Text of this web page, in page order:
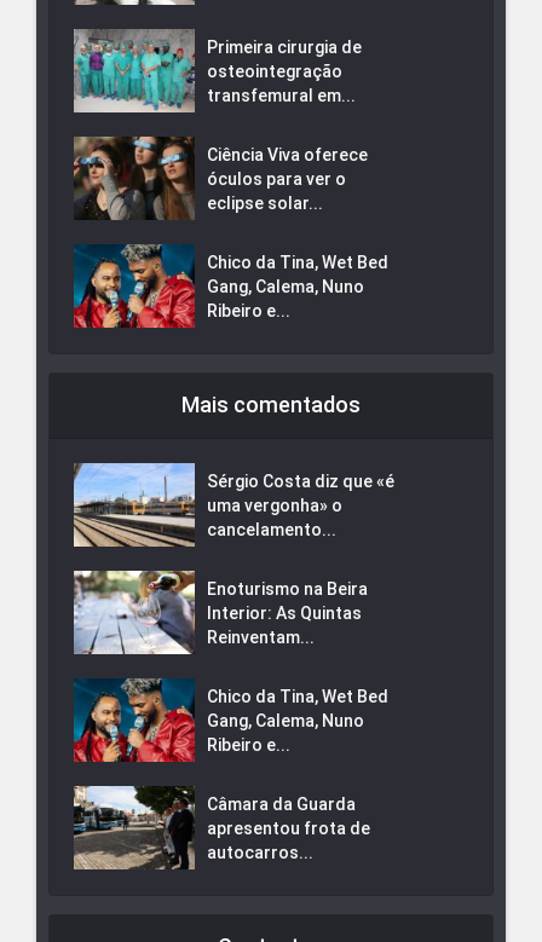
Primeira cirurgia de
osteointegração
transfemural em...
Ciência Viva oferece
óculos para ver o
eclipse solar...
Chico da Tina, Wet Bed
Gang, Calema, Nuno
Ribeiro e...
Mais comentados
Sérgio Costa diz que «é
uma vergonha» o
cancelamento...
Enoturismo na Beira
Interior: As Quintas
Reinventam...
Chico da Tina, Wet Bed
Gang, Calema, Nuno
Ribeiro e...
Câmara da Guarda
apresentou frota de
autocarros...